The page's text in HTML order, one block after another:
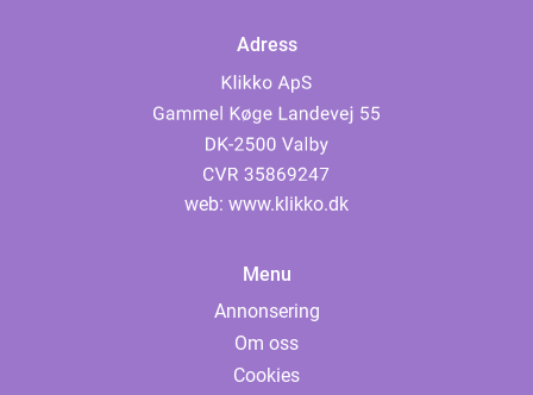
Adress
web: www.klikko.dk
Menu
Annonsering
Om oss
Cookies